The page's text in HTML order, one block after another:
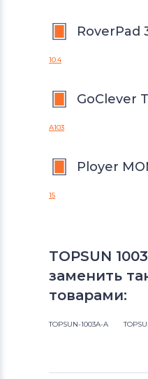
RoverPad
10.4
GoClever
A103
Ployer
15
TOPSUN
заменить
товарами:
TOPSUN-1003A-A